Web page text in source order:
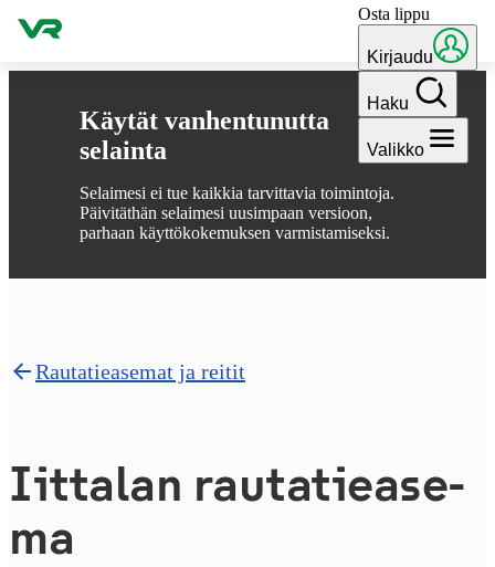
Käytät vanhentunutta
selainta
Selaimesi ei tue kaikkia tarvittavia toimintoja.
Päivitäthän selaimesi uusimpaan versioon,
parhaan käyttökokemuksen varmistamiseksi.
Hyppää sisältöön Osta lippu
Kirjaudu
Haku
Valikko
Rautatieasemat ja reitit
Iittalan rau­ta­tie­a­se­
ma